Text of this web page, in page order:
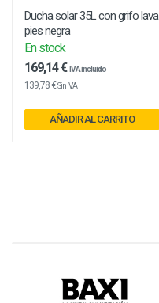
Ducha solar 35L con grifo lava
pies negra
En stock
169,14 € IVA incluido
139,78 €Sin IVA
AÑADIR AL CARRITO